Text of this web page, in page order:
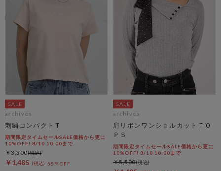
archives
刺繍コンパクトＴ
期間限定タイムセールSALE価格から更に
10%OFF! 8/10 10:00まで
￥1,485 55％OFF
￥3,300
archives
肩リボンワンショルカットＴＯ
ＰＳ
期間限定タイムセールSALE価格から更に
10%OFF! 8/10 10:00まで
￥5,500